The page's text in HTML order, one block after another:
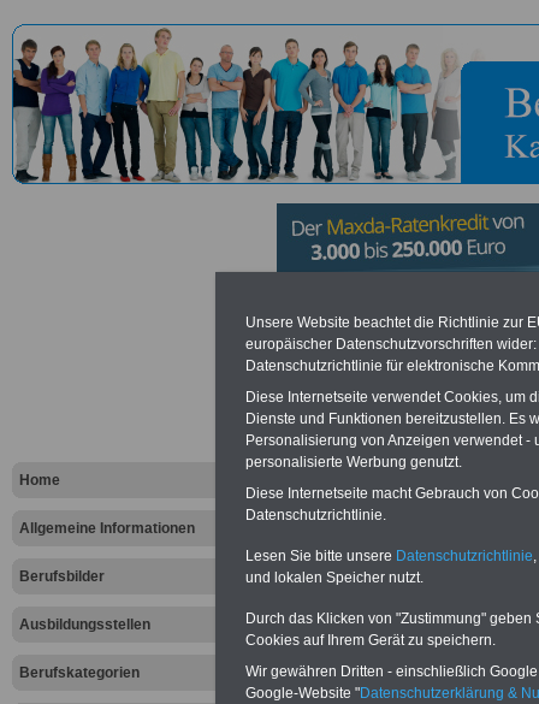
Home
Allgemeine Informationen
Berufsbilder
Ausbildungsstellen
Berufskategorien
Stadt
Vorteile für den öffentlichen
Vergleichen und sparen
Bausparen schon ab 16 Jahren
Berufsunfähigkeitsabsicherung
Online-Vergleich Gesetzliche
Krankenkassen
Vorteile der Privaten
Krankenversicherung
Unsere Website beachtet die Richtlinie zur
europäischer Datenschutzvorschriften
Datenschutzrichtlinie für elektronische
Diese Internetseite verwendet Cookies, um
Dienste und Funktionen bereitzustellen. Es
Personalisierung von Anzeigen verwendet
personalisierte Werbung genutzt.
Diese Internetseite macht Gebrauch von
Datenschutzrichtlinie.
Lesen Sie bitte unsere Datenschutzrichtlinie
und lokalen Speicher nutzt.
Durch das Klicken von "Zustimmung"
Cookies auf Ihrem Gerät zu speichern.
Wir gewähren Dritten - einschließlich
Google-Website "Datenschutzerklärung &